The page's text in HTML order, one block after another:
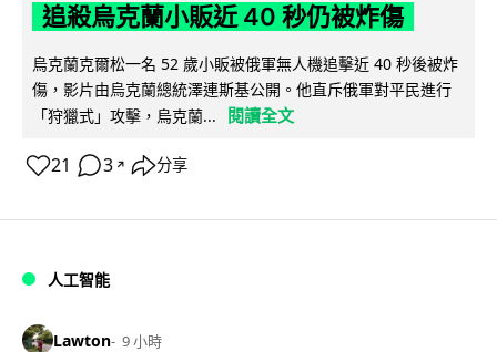
追殺烏克蘭小販近 40 秒仍被炸傷
烏克蘭克爾松一名 52 歲小販被俄軍無人機追擊近 40 秒後被炸
傷，影片由烏克蘭總統澤連斯基公開。他直斥俄軍對平民進行
「狩獵式」攻擊，烏克蘭...
閱讀全文
21 3 ↗ 分享
人工智能
Lawton 9 小時